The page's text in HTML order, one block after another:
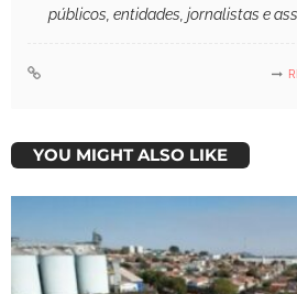
públicos, entidades, jornalistas e
YOU MIGHT ALSO LIKE